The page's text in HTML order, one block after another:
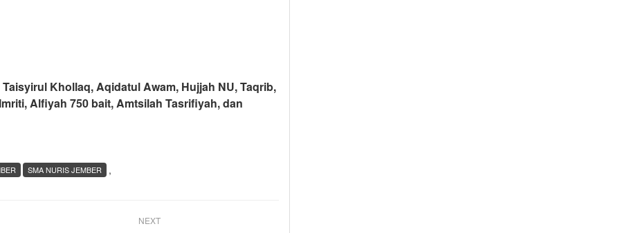
Khollaq, Aqidatul Awam, Hujjah NU, Taqrib,
Alfiyah 750 bait, Amtsilah Tasrifiyah, dan
,
SMA NURIS JEMBER
NEXT